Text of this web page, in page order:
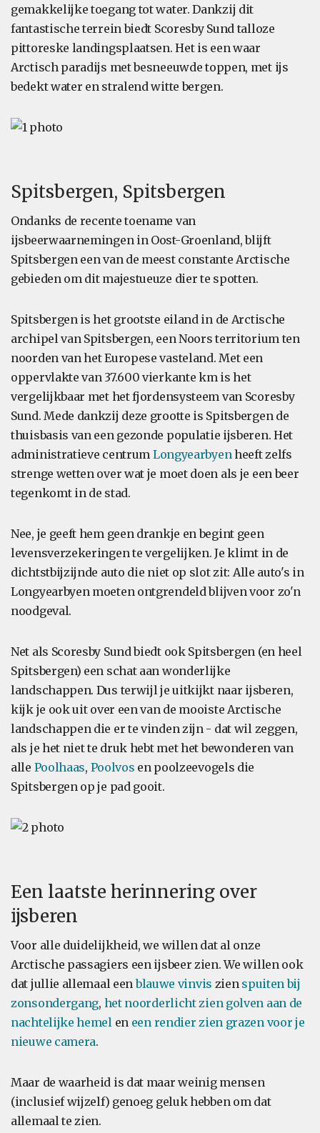
gemakkelijke toegang tot water. Dankzij dit
fantastische terrein biedt Scoresby Sund talloze
pittoreske landingsplaatsen. Het is een waar
Arctisch paradijs met besneeuwde toppen, met ijs
bedekt water en stralend witte bergen.
Spitsbergen, Spitsbergen
Ondanks de recente toename van
ijsbeerwaarnemingen in Oost-Groenland, blijft
Spitsbergen een van de meest constante Arctische
gebieden om dit majestueuze dier te spotten.
Spitsbergen is het grootste eiland in de Arctische
archipel van Spitsbergen, een Noors territorium ten
noorden van het Europese vasteland. Met een
oppervlakte van 37.600 vierkante km is het
vergelijkbaar met het fjordensysteem van Scoresby
Sund. Mede dankzij deze grootte is Spitsbergen de
thuisbasis van een gezonde populatie ijsberen. Het
administratieve centrum Longyearbyenheeft zelfs
strenge wetten over wat je moet doen als je een beer
tegenkomt in de stad.
Nee, je geeft hem geen drankje en begint geen
levensverzekeringen te vergelijken. Je klimt in de
dichtstbijzijnde auto die niet op slot zit: Alle auto's in
Longyearbyen moeten ontgrendeld blijven voor zo'n
noodgeval.
Net als Scoresby Sund biedt ook Spitsbergen (en heel
Spitsbergen) een schat aan wonderlijke
landschappen. Dus terwijl je uitkijkt naar ijsberen,
kijk je ook uit over een van de mooiste Arctische
landschappen die er te vinden zijn - dat wil zeggen,
als je het niet te druk hebt met het bewonderen van
alle Poolhaas, Poolvos en poolzeevogels die
Spitsbergen op je pad gooit.
Een laatste herinnering over
ijsberen
Voor alle duidelijkheid, we willen dat al onze
Arctische passagiers een ijsbeer zien. We willen ook
dat jullie allemaal eenblauwe vinvis zien spuiten bij
zonsondergang, het noorderlicht zien golven aan de
nachtelijke hemelen een rendier zien grazen voor je
nieuwe camera.
Maar de waarheid is dat maar weinig mensen
(inclusief wijzelf) genoeg geluk hebben om dat
allemaal te zien.